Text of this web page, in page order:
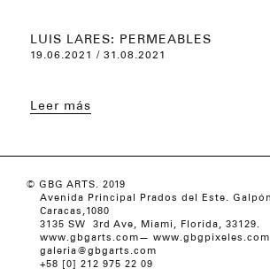
LUIS LARES: PERMEABLES
19.06.2021 / 31.08.2021
Leer más
© GBG ARTS. 2019
Avenida Principal Prados del Este.
Caracas,1080
3135 SW 3rd Ave, Miami, Florida, 33129.
www.gbgarts.com— www.gbgpixeles.com
galeria@gbgarts.com
+58 [0] 212 975 22 09